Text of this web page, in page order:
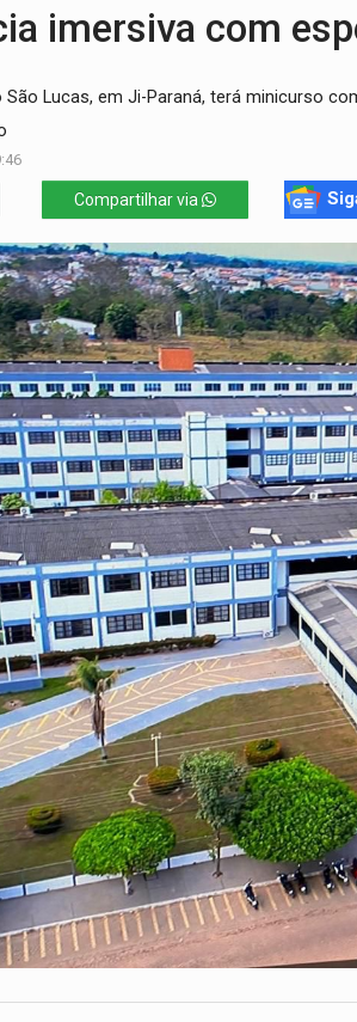
imersiva com
Lucas, em Ji-Paraná, terá minicurso
Compartilhar via